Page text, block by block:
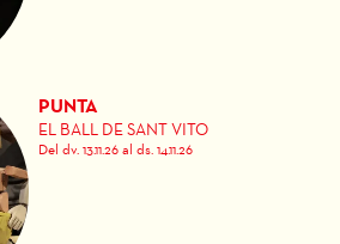
PUNTA
EL BALL DE SANT VITO
Del dv. 13.11.26 al ds. 14.11.26